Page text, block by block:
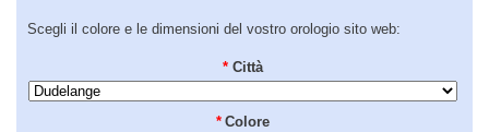
Scegli il colore e le dimensioni del vostro orologio sito web:
* Città
* Colore